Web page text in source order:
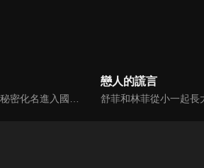
戀人的謊言